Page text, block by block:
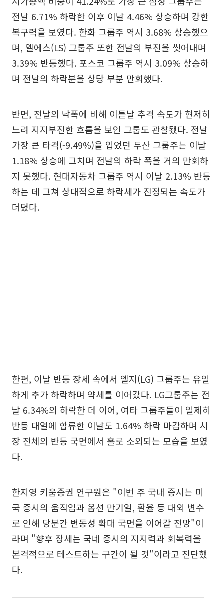
전날 6.71% 하락한 이후 이날 4.46% 상승하며 강한
복구력을 보였다. 한화 그룹주 역시 3.68% 상승했으
며, 엘에스(LS) 그룹주 또한 전날의 부진을 씻어내며
3.39% 반등했다. 포스코 그룹주 역시 3.09% 상승하
며 전날의 하락분을 상당 부분 만회했다.
반면, 전날의 낙폭에 비해 이튿날 추격 속도가 현저히
느려 지지부진한 흐름을 보인 그룹도 관찰됐다. 전날
가장 큰 타격(-9.49%)을 입었던 두산 그룹주는 이날
1.18% 상승에 그치며 전날의 하락 폭을 거의 만회하
지 못했다. 현대자동차 그룹주 역시 이날 2.13% 반등
하는 데 그쳐 상대적으로 하락세가 진정되는 속도가
더뎠다.
한편, 이날 반등 장세 속에서 엘지(LG) 그룹주는 유일
하게 추가 하락하며 약세를 이어갔다. LG그룹주는 전
날 6.34%의 하락한 데 이어, 여타 그룹주들이 일제히
반등 대열에 합류한 이날도 1.64% 하락 마감하며 시
장 전체의 반등 국면에서 홀로 소외되는 모습을 보였
다.
한지영 키움증권 연구원은 "이번 주 국내 증시는 미
국 증시의 움직임과 옵션 만기일, 환율 등 대외 변수
로 인해 당분간 변동성 확대 국면을 이어갈 전망"이
라며 "향후 장세는 국네 증시의 지지력과 회복력을
본격적으로 테스트하는 구간이 될 것"이라고 진단했
다.